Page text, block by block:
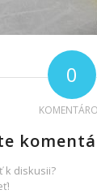
0
k diskusii?